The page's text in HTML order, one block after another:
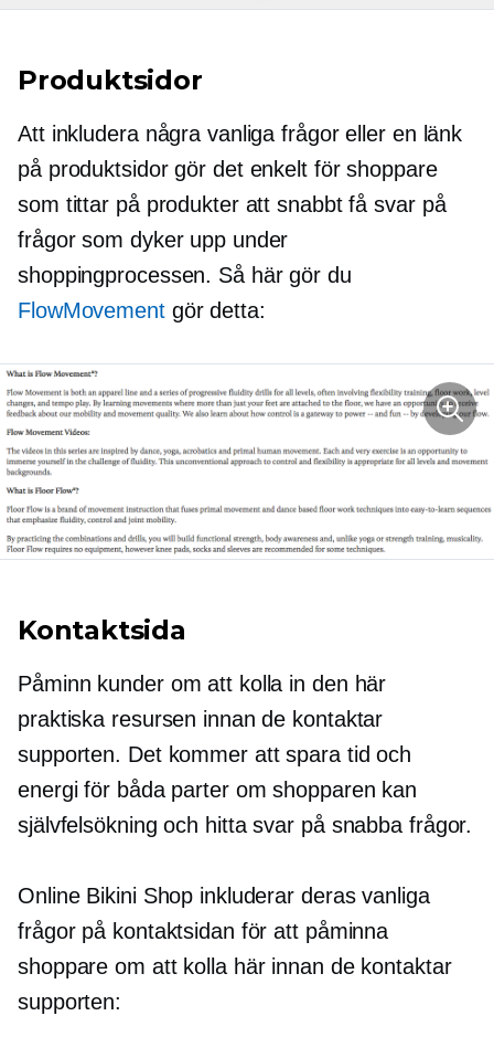
Produktsidor
Att inkludera några vanliga frågor eller en länk
på produktsidor gör det enkelt för shoppare
som tittar på produkter att snabbt få svar på
frågor som dyker upp under
shoppingprocessen. Så här gör du
FlowMovementgör detta:
Kontaktsida
Påminn kunder om att kolla in den här
praktiska resursen innan de kontaktar
supporten. Det kommer att spara tid och
energi för båda parter om shopparen kan
självfelsökning och hitta svar på snabba frågor.
Online Bikini Shop inkluderar deras vanliga
frågor på kontaktsidan för att påminna
shoppare om att kolla här innan de kontaktar
supporten: